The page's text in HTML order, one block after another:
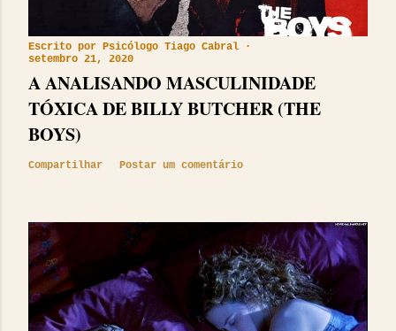
Escrito por Psicólogo Tiago Cabral
setembro 21, 2020
A ANALISANDO MASCULINIDADE
TÓXICA DE BILLY BUTCHER (THE
BOYS)
Compartilhar Postar um comentário